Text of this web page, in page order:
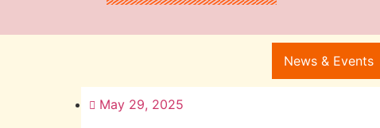
News & Events
May 29, 2025